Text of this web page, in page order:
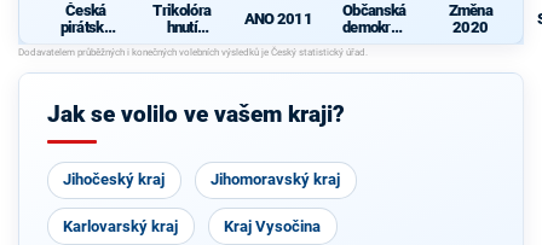
Česká
pirátská
strana
Trikolóra
hnutí
občanů
ANO 2011
Občanská
demokrati
cká strana
Změna
2020
Jak se volilo ve vašem kraji?
Jihočeský kraj Jihomoravský kraj
Karlovarský kraj Kraj Vysočina